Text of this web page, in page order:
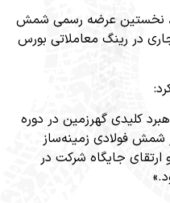
عرضه رسمی شمش
رینگ معاملاتی بورس
گهرزمین در دوره
زمینه‌ساز
جایگاه شرکت در